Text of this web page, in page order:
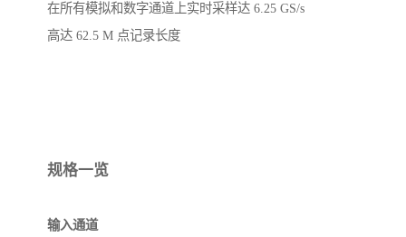
在所有模拟和数字通道上实时采样达 6.25 GS/s
高达 62.5 M 点记录长度
规格一览
输入通道